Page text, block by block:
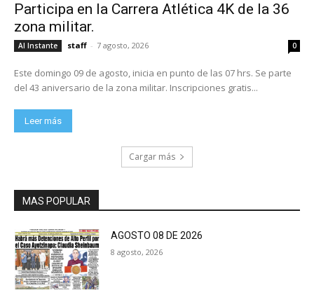
Participa en la Carrera Atlética 4K de la 36
zona militar.
Al Instante staff - 7 agosto, 2026 0
Este domingo 09 de agosto, inicia en punto de las 07 hrs. Se parte
del 43 aniversario de la zona militar. Inscripciones gratis...
Leer más
Cargar más
MAS POPULAR
AGOSTO 08 DE 2026
8 agosto, 2026